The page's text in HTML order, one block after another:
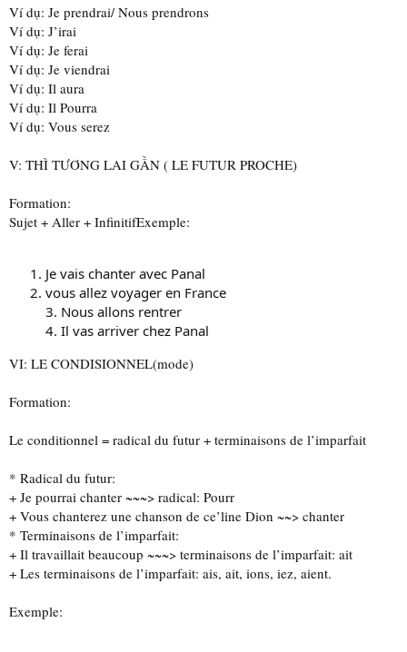
Ví dụ: Je prendrai/ Nous prendrons
Ví dụ: J’irai
Ví dụ: Je ferai
Ví dụ: Je viendrai
Ví dụ: Il aura
Ví dụ: Il Pourra
Ví dụ: Vous serez
V: THÌ TƯƠNG LAI GẦN ( LE FUTUR PROCHE)
Formation:
Sujet + Aller + InfinitifExemple:
Je vais chanter avec Panal
vous allez voyager en France
3. Nous allons rentrer
4. Il vas arriver chez Panal
VI: LE CONDISIONNEL(mode)
Formation:
Le conditionnel = radical du futur + terminaisons de l’imparfait
* Radical du futur:
+ Je pourrai chanter ~~~> radical: Pourr
+ Vous chanterez une chanson de ce’line Dion ~~> chanter
* Terminaisons de l’imparfait:
+ Il travaillait beaucoup ~~~> terminaisons de l’imparfait: ait
+ Les terminaisons de l’imparfait: ais, ait, ions, iez, aient.
Exemple: